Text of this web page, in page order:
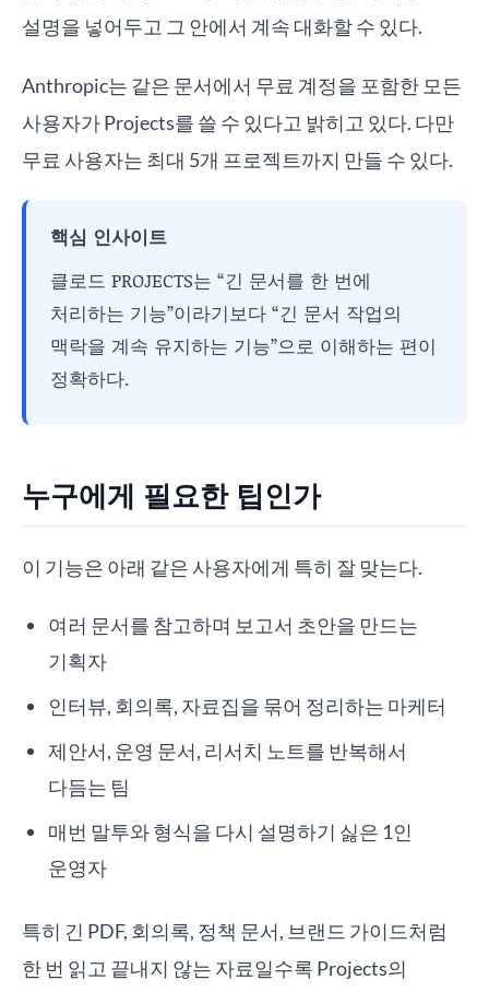
설명을 넣어두고 그 안에서 계속 대화할 수 있다.
Anthropic는 같은 문서에서 무료 계정을 포함한 모든
사용자가 Projects를 쓸 수 있다고 밝히고 있다. 다만
무료 사용자는 최대 5개 프로젝트까지 만들 수 있다.
핵심 인사이트
클로드 PROJECTS는 “긴 문서를 한 번에
처리하는 기능”이라기보다 “긴 문서 작업의
맥락을 계속 유지하는 기능”으로 이해하는 편이
정확하다.
누구에게 필요한 팁인가
이 기능은 아래 같은 사용자에게 특히 잘 맞는다.
여러 문서를 참고하며 보고서 초안을 만드는
기획자
인터뷰, 회의록, 자료집을 묶어 정리하는 마케터
제안서, 운영 문서, 리서치 노트를 반복해서
다듬는 팀
매번 말투와 형식을 다시 설명하기 싫은 1인
운영자
특히 긴 PDF, 회의록, 정책 문서, 브랜드 가이드처럼
한 번 읽고 끝내지 않는 자료일수록 Projects의